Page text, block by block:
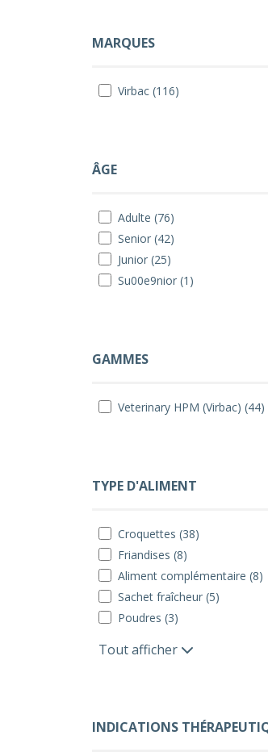
MARQUES
Virbac (116)
ÂGE
Adulte (76)
Senior (42)
Junior (25)
Su00e9nior (1)
GAMMES
Veterinary HPM (Virbac) (44)
TYPE D'ALIMENT
Croquettes (38)
Friandises (8)
Aliment complémentaire (8)
Sachet fraîcheur (5)
Poudres (3)
Tout afficher
INDICATIONS